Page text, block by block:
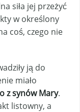
siła jej przeżyć
w określony
coś, czego nie
ją do
miało
z synów Mary.
listowny, a